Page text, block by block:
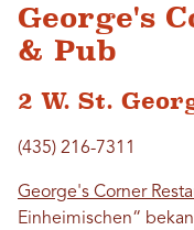
George's
& Pub
2 W. St.
(435) 216-7311
George's Corner
Einheimischen“